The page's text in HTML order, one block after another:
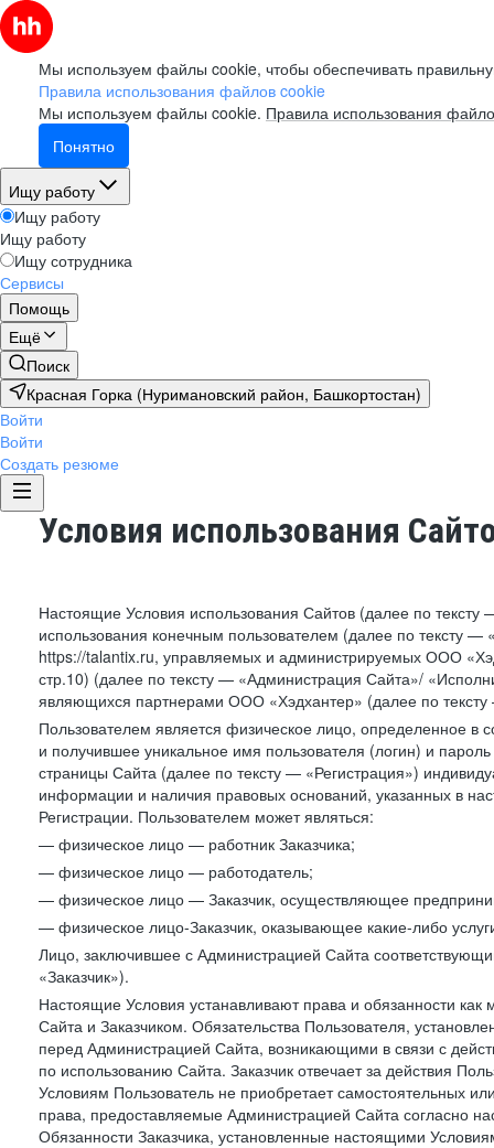
Мы используем файлы cookie, чтобы обеспечивать
Правила использования файлов cookie
Мы используем файлы cookie. Правила использования
Понятно
Ищу работу
Ищу работу
Ищу работу
Ищу сотрудника
Сервисы
Помощь
Ещё
Поиск
Красная Горка (Нуримановский район, Башкортостан)
Войти
Войти
Создать резюме
Условия использования
Настоящие Условия использования Сайтов (далее по
использования конечным пользователем (далее по тексту
https://talantix.ru, управляемых и администрируемых ООО
стр.10) (далее по тексту — «Администрация Сайта»/
являющихся партнерами ООО «Хэдхантер» (далее по
Пользователем является физическое лицо, определенное в
и получившее уникальное имя пользователя (логин) и
страницы Сайта (далее по тексту — «Регистрация»)
информации и наличия правовых оснований, указанных в
Регистрации. Пользователем может являться:
— физическое лицо — работник Заказчика;
— физическое лицо — работодатель;
— физическое лицо — Заказчик, осуществляющее
— физическое лицо-Заказчик, оказывающее какие-либо
Лицо, заключившее с Администрацией Сайта
«Заказчик»).
Настоящие Условия устанавливают права и обязанности
Сайта и Заказчиком. Обязательства Пользователя,
перед Администрацией Сайта, возникающими в связи с
по использованию Сайта. Заказчик отвечает за действия
Условиям Пользователь не приобретает самостоятельных
права, предоставляемые Администрацией Сайта согласно
Обязанности Заказчика, установленные настоящими